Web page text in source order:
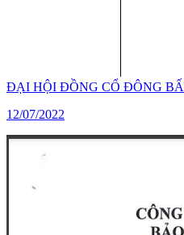
ĐẠI HỘI ĐỒNG CỔ ĐÔNG
12/07/2022